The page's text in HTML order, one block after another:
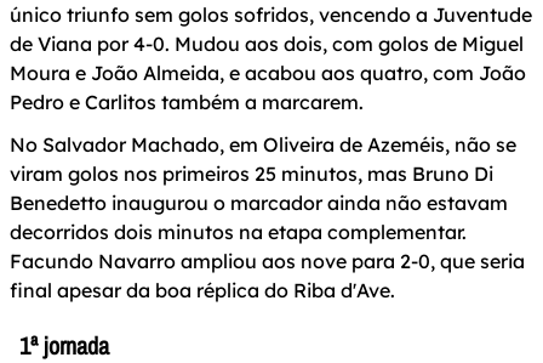
único triunfo sem golos sofridos, vencendo a Juventude
de Viana por 4-0. Mudou aos dois, com golos de Miguel
Moura e João Almeida, e acabou aos quatro, com João
Pedro e Carlitos também a marcarem.
No Salvador Machado, em Oliveira de Azeméis, não se
viram golos nos primeiros 25 minutos, mas Bruno Di
Benedetto inaugurou o marcador ainda não estavam
decorridos dois minutos na etapa complementar.
Facundo Navarro ampliou aos nove para 2-0, que seria
final apesar da boa réplica do Riba d'Ave.
1ª jornada